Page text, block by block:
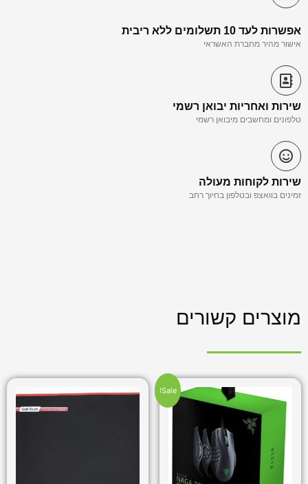
אפשרות לעד 10 תשלומים ללא ריבית
אישור מהיר מחברת האשראי
שירות ואחריות יבואן רשמי
טלפונים ומחשבים מיבואן רשמי
שירות לקוחות מעולה
זמינים בוואצפ ובטלפון בחיוך רחב
מוצרים קשורים
Sale!